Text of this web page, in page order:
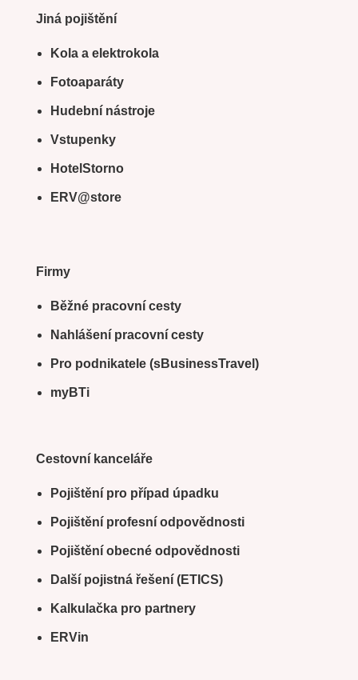
Jiná pojištění
Kola a elektrokola
Fotoaparáty
Hudební nástroje
Vstupenky
HotelStorno
ERV@store
Firmy
Běžné pracovní cesty
Nahlášení pracovní cesty
Pro podnikatele (sBusinessTravel)
myBTi
Cestovní kanceláře
Pojištění pro případ úpadku
Pojištění profesní odpovědnosti
Pojištění obecné odpovědnosti
Další pojistná řešení (ETICS)
Kalkulačka pro partnery
ERVin